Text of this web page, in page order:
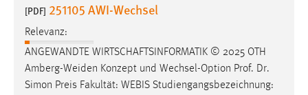
[PDF] 251105 AWI-Wechsel
Relevanz:
ANGEWANDTE WIRTSCHAFTSINFORMATIK © 2025 OTH
Amberg-Weiden Konzept und Wechsel-Option Prof. Dr.
Simon Preis Fakultät: WEBIS Studiengangsbezeichnung: